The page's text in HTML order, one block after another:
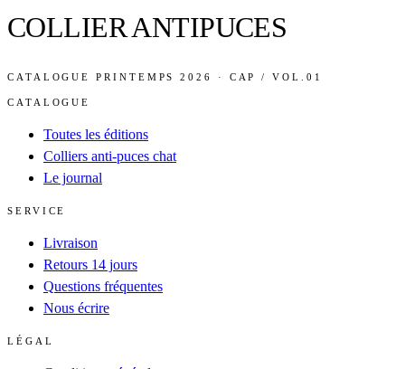
COLLIER ANTIPUCES
CATALOGUE PRINTEMPS 2026 · CAP / VOL.01
CATALOGUE
Toutes les éditions
Colliers anti-puces chat
Le journal
SERVICE
Livraison
Retours 14 jours
Questions fréquentes
Nous écrire
LÉGAL